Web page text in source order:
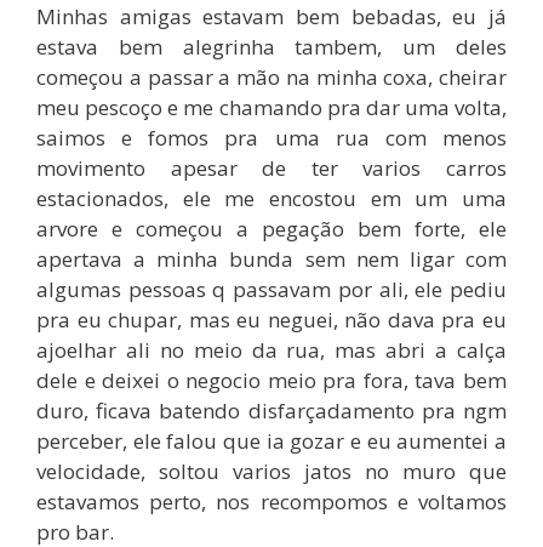
Minhas amigas estavam bem bebadas, eu já
estava bem alegrinha tambem, um deles
começou a passar a mão na minha coxa, cheirar
meu pescoço e me chamando pra dar uma volta,
saimos e fomos pra uma rua com menos
movimento apesar de ter varios carros
estacionados, ele me encostou em um uma
arvore e começou a pegação bem forte, ele
apertava a minha bunda sem nem ligar com
algumas pessoas q passavam por ali, ele pediu
pra eu chupar, mas eu neguei, não dava pra eu
ajoelhar ali no meio da rua, mas abri a calça
dele e deixei o negocio meio pra fora, tava bem
duro, ficava batendo disfarçadamento pra ngm
perceber, ele falou que ia gozar e eu aumentei a
velocidade, soltou varios jatos no muro que
estavamos perto, nos recompomos e voltamos
pro bar.